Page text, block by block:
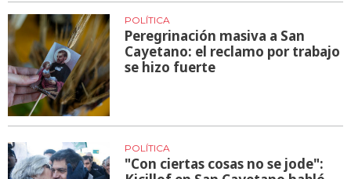
POLÍTICA
Peregrinación masiva a San
Cayetano: el reclamo por trabajo
se hizo fuerte
POLÍTICA
"Con ciertas cosas no se jode":